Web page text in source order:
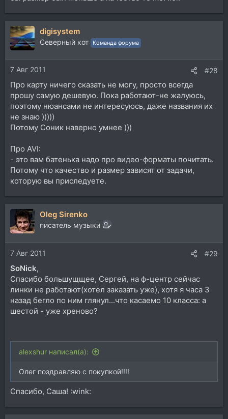
digisystem
Северный кот Команда форума
7 Авг 2011 #28
Про карту ничего сказать не могу, просто всегда
прошу самую дешевую. Пока работают-не жалуюсь,
поэтому нюансами не интересуюсь, даже названия их
не знаю )))))
Потому Соник наверно умнее )))
Про AVI:
- это вам батенька надо про видео-форматы почитать.
Потому что качество и размер зависят от задачи,
которую вы приследуете.
Oleg Sirenko
писатель музыки
7 Авг 2011 #29
SoNick,
Спасибо большущщее, Сергей, на ф-центр сейчас
линки не работают(хотел заказать уже), хотя я часа 3
назад бегло по ним глянул...что касаемо 10 класса: а
шестой - уже хреново?
alexshur написал(а):
Олег поздравляю с покупкой!!!!
Спасибо, Саша! :wink: